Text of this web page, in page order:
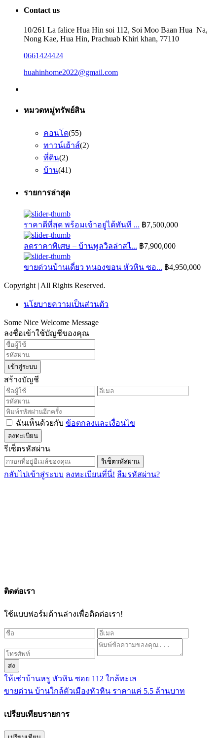
Contact us
10/261 La falice Hua Hin soi 112, Soi Moo Baan Hua Na,
Nong Kae, Hua Hin, Prachuab Khiri khan, 77110
0661424424
huahinhome2022@gmail.com
หมวดหมู่ทรัพย์สิน
คอนโด(55)
ทาวน์เฮ้าส์(2)
ที่ดิน(2)
บ้าน(41)
รายการล่าสุด
ราคาดีที่สุด พร้อมเข้าอยู่ได้ทันที ... ฿7,500,000
ลดราคาพิเศษ – บ้านพูลวิลล่าสไ... ฿7,900,000
ขายด่วนบ้านเดี่ยว หนองขอน หัวหิน ซอ... ฿4,950,000
Copyright | All Rights Reserved.
นโยบายความเป็นส่วนตัว
Some Nice Welcome Message
ลงชื่อเข้าใช้บัญชีของคุณ
เข้าสู่ระบบ
สร้างบัญชี
ฉันเห็นด้วยกับ ข้อตกลงและเงื่อนไข
ลงทะเบียน
รีเซ็ตรหัสผ่าน
รีเซ็ตรหัสผ่าน
กลับไปเข้าสู่ระบบ ลงทะเบียนที่นี่! ลืมรหัสผ่าน?
ติดต่อเรา
ใช้แบบฟอร์มด้านล่างเพื่อติดต่อเรา!
ส่ง
ให้เช่าบ้านหรู หัวหิน ซอย 112 ใกล้ทะเล
ขายด่วน บ้านใกล้ตัวเมืองหัวหิน ราคาแค่ 5.5 ล้านบาท
เปรียบเทียบรายการ